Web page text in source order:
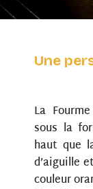
Une
La
sous la
haut que
d’aiguille
couleur